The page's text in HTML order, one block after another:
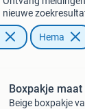
nieuwe
Hema
Boxpakje maat
Beige boxpakje